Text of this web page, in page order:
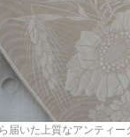
質なアンティークシ